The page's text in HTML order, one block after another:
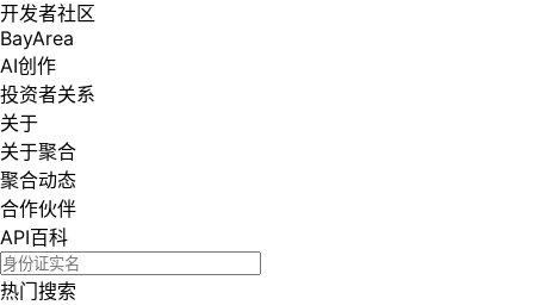
开发者社区
BayArea
AI创作
投资者关系
关于
关于聚合
聚合动态
合作伙伴
API百科
热门搜索